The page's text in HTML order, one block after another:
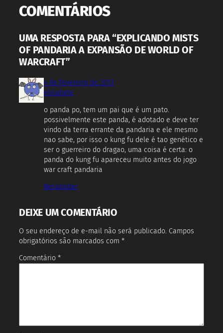
COMENTÁRIOS
UMA RESPOSTA PARA “EXPLICANDO MISTS
OF PANDARIA A EXPANSÃO DE WORLD OF
WARCRAFT”
4 de fevereiro de 2013
elisabete
o panda po, tem um pai que é um pato.
possivelmente este panda, é adotado e deve ter
vindo da terra errante da pandaria e ele mesmo
nao sabe, por isso o kung fu dele é tao genético e
ser o guerreiro do dragao, uma coisa é certa: o
panda do kung fu apareceu muito antes do jogo
war craft pandaria
Responder
DEIXE UM COMENTÁRIO
O seu endereço de e-mail não será publicado. Campos
obrigatórios são marcados com *
Comentário *